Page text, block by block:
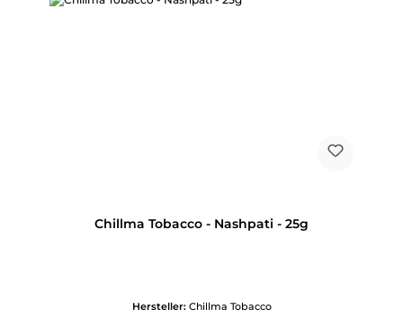
Chillma Tobacco - Nashpati - 25g
Hersteller: Chillma Tobacco